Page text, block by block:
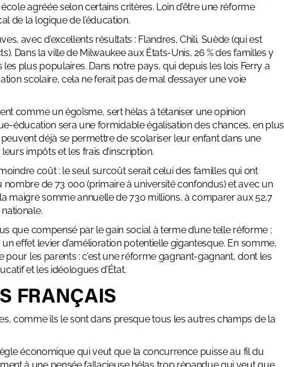
agréée selon certains critères. Loin d’être une réforme
de la logique de l’éducation.
avec d’excellents résultats : Flandres, Chili, Suède (qui est
Dans la ville de Milwaukee aux États-Unis, 26 % des familles y
plus populaires. Dans notre pays, qui depuis les lois Ferry a
scolaire, cela ne ferait pas de mal d’essayer une voie
comme un égoïsme, sert hélas à tétaniser une opinion
éducation sera une formidable égalisation des chances, en plus
déjà se permettre de scolariser leur enfant dans une
impôts et les frais d’inscription.
coût : le seul surcoût serait celui des familles qui ont
de 73 000 (primaire à université confondus) et avec un
maigre somme annuelle de 730 millions, à comparer aux52,7
.
que compensé par le gain social à terme d’une telle réforme ;
effet levier d’amélioration potentielle gigantesque. En somme,
les parents : c’est une réforme gagnant-gagnant, dont les
et les idéologues d’État.
FRANÇAIS
comme ils le sont dans presque tous les autres champs de la
économique qui veut que la concurrence puisse au fil du